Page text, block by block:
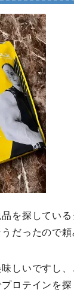
を探してい
だったので頼
しいですし
ロテインを